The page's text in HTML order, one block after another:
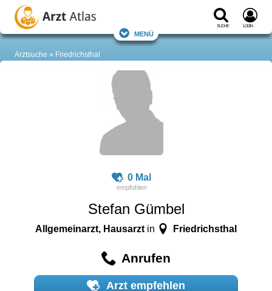
Suche Login
Menü
Arztsuche Friedrichsthal
0 Mal
Stefan Gümbel
Allgemeinarzt, Hausarzt in Friedrichsthal
Anrufen
Arzt empfehlen